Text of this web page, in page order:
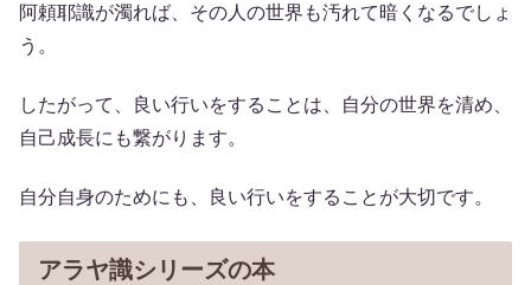
阿頼耶識が濁れば、その人の世界も汚れて暗くなるでしょ
う。
したがって、良い行いをすることは、自分の世界を清め、
自己成長にも繋がります。
自分自身のためにも、良い行いをすることが大切です。
アラヤ識シリーズの本